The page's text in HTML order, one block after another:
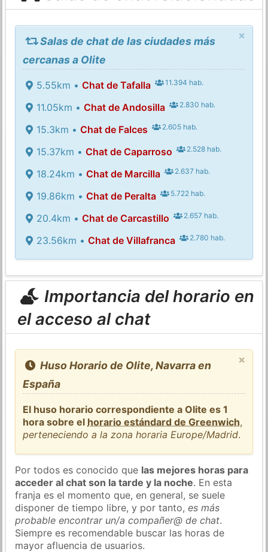
×
Salas de chat de las ciudades más
cercanas a Olite
5.55km • Chat de Tafalla 11.394 hab.
11.05km • Chat de Andosilla 2.830 hab.
15.3km • Chat de Falces 2.605 hab.
15.37km • Chat de Caparroso 2.528 hab.
18.24km • Chat de Marcilla 2.637 hab.
19.86km • Chat de Peralta 5.722 hab.
20.4km • Chat de Carcastillo 2.657 hab.
23.56km • Chat de Villafranca 2.780 hab.
Importancia del horario en
el acceso al chat
×
Huso Horario de Olite, Navarra en
España
El huso horario correspondiente a Olite es 1
hora sobre el horario estándard de Greenwich,
perteneciendo a la zona horaria Europe/Madrid.
Por todos es conocido que las mejores horas para
acceder al chat son la tarde y la noche. En esta
franja es el momento que, en general, se suele
disponer de tiempo libre, y por tanto,es más
probable encontrar un/a compañer@ de chat.
Siempre es recomendable buscar las horas de
mayor afluencia de usuarios.